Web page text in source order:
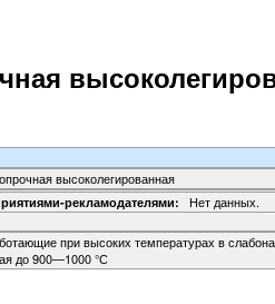
высоколегированная
рекламодателями: Нет данных.
при высоких температурах в
до 900—1000 °С